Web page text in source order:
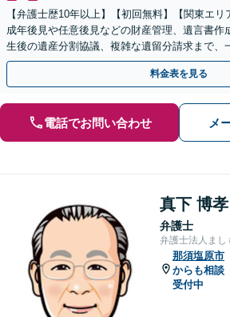
【弁護士歴10年以上】【初回無料】【関東エ
成年後見や任意後見などの財産管理、遺言書作
生後の遺産分割協議、複雑な遺留分請求まで、
との連携力を活かした最適解の追求【WEB面談
料金表を見る
電話でお問い合わせ メ
真下 博孝
弁護士
弁護士法人まし
那須塩原市
からも相談
受付中